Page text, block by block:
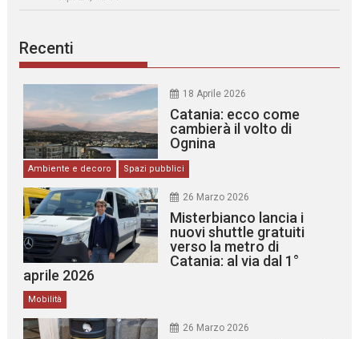
Recenti
18 Aprile 2026
Catania: ecco come
cambierà il volto di
Ognina
Ambiente e decoro Spazi pubblici
26 Marzo 2026
Misterbianco lancia i
nuovi shuttle gratuiti
verso la metro di
Catania: al via dal 1°
aprile 2026
Mobilità
26 Marzo 2026